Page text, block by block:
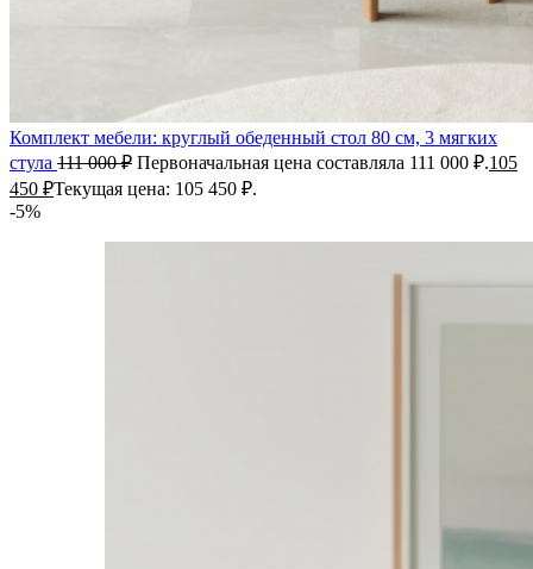
Комплект мебели: круглый обеденный стол 80 см, 3 мягких
стула 111 000₽ Первоначальная цена составляла 111 000 ₽.105
450 ₽Текущая цена: 105 450 ₽.
-5%